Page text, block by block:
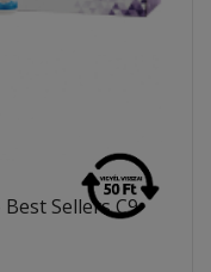
Sellers C9